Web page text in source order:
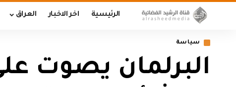
الرئيسية اخر الاخبار العراق
سياسة
البرلمان يصوت